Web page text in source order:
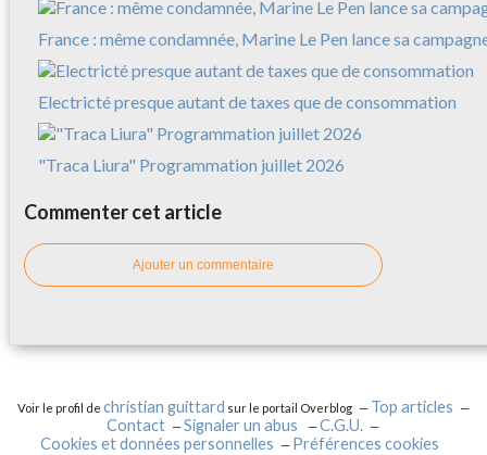
France : même condamnée, Marine Le Pen lance sa
Electricté presque autant de taxes que de consommation
"Traca Liura" Programmation juillet 2026
Commenter cet article
Ajouter un commentaire
Voir le profil de christian guittard sur le portail Overblog
Top articles
Contact
Signaler un abus
C.G.U.
Cookies et données personnelles
Préférences cookies